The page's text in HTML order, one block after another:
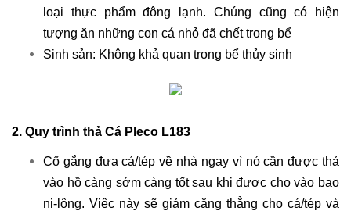
loại thực phẩm đông lạnh. Chúng cũng có hiện
tượng ăn những con cá nhỏ đã chết trong bể
Sinh sản: Không khả quan trong bể thủy sinh
2. Quy trình thả Cá Pleco L183
Cố gắng đưa cá/tép về nhà ngay vì nó cần được thả
vào hồ càng sớm càng tốt sau khi được cho vào bao
ni-lông. Việc này sẽ giảm căng thẳng cho cá/tép và